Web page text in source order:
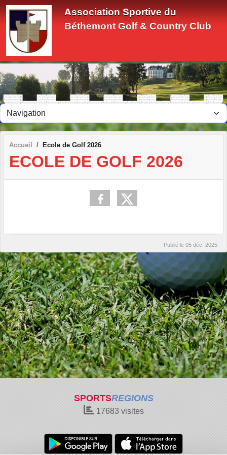
Association Sportive du
Béthemont Golf & Country Club
Accueil Ecole de Golf 2026
ECOLE DE GOLF 2026
Publié le 05 déc. 2025
SPORTSREGIONS
17683visites
Panneau de gestion des cookies